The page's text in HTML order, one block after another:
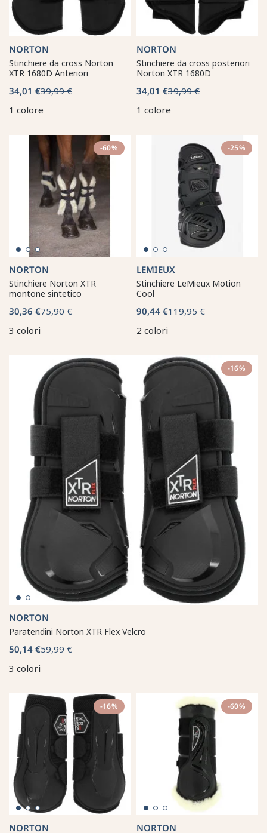
NORTON
Stinchiere da cross Norton
XTR 1680D Anteriori
34,01 €39,99 €
1 colore
NORTON
Stinchiere da cross posteriori
Norton XTR 1680D
34,01 €39,99 €
1 colore
-60%
NORTON
Stinchiere Norton XTR
montone sintetico
30,36 €75,90 €
3 colori
-25%
LEMIEUX
Stinchiere LeMieux Motion
Cool
90,44 €119,95 €
2 colori
-16%
NORTON
Paratendini Norton XTR Flex Velcro
50,14 €59,99 €
3 colori
-16%
NORTON
-60%
NORTON